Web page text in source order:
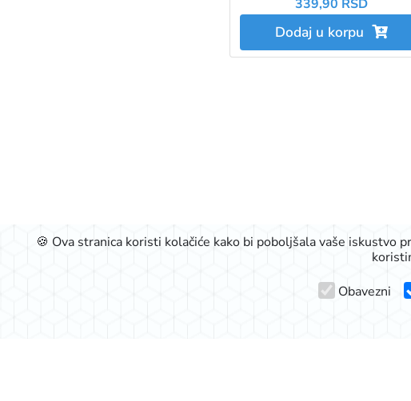
339,90 RSD
Dodaj u korpu
🍪 Ova stranica koristi kolačiće kako bi poboljšala vaše iskustvo
Obavezni